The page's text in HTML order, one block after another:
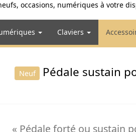
occasions, numériques à votre
Claviers
Neuf Pédale sustain
« Pédale forté ou sustain